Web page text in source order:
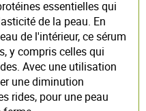
essentielles qui
de la peau. En
de l'intérieur, ce sérum
y compris celles qui
Avec une utilisation
une diminution
rides, pour une peau